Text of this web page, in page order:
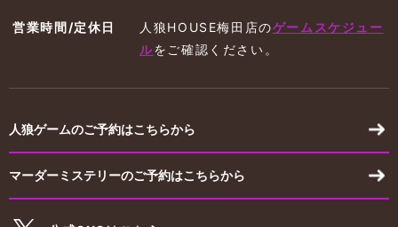
営業時間/定休日 人狼HOUSE梅田店のゲームスケジュー
ルを ご確認ください。
人狼ゲームのご予約はこちらから
マーダーミステリーのご予約はこちらから